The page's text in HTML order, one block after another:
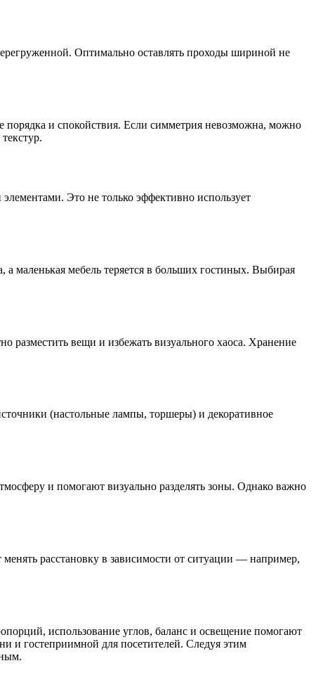
Оптимально оставлять проходы шириной не
порядка и спокойствия. Если симметрия невозможна, можно
Это не только эффективно использует
маленькая мебель теряется в больших гостиных. Выбирая
вещи и избежать визуального хаоса. Хранение
(настольные лампы, торшеры) и декоративное
и помогают визуально разделять зоны. Однако важно
расстановку в зависимости от ситуации — например,
использование углов, баланс и освещение помогают
и гостеприимной для посетителей. Следуя этим